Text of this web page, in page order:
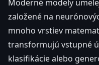
Moderné modely
založené na
mnoho vrstiev
transformujú vstupné
klasifikácie alebo